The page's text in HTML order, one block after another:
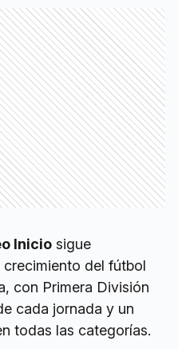
Inicio sigue
del fútbol
con Primera División
cada jornada y un
todas las categorías.